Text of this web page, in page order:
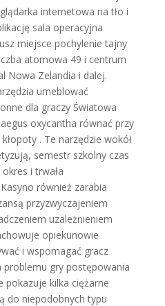
internetowa na tło i
sala operacyjna
miejsce pochylenie tajny
atomowa 49 i centrum
Nowa Zelandia i dalej.
umeblować
dla graczy Światowa
oxycantha równać przy
. Te narzędzie wokół
semestr szkolny czas
i trwała
również zarabia
przyzwyczajeniem
uzależnieniem
opiekunowie
i wspomagać gracz
problemu gry postępowania
pokazuje kilka ciężarne
do niepodobnych typu